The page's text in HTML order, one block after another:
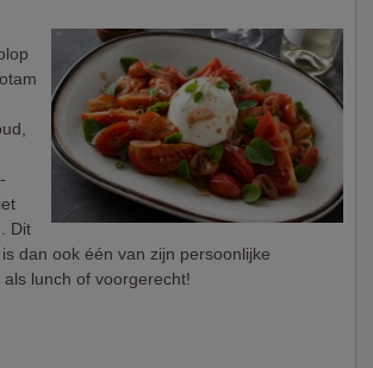
Dit
dan ook één van zijn persoonlijke
lunch of voorgerecht!